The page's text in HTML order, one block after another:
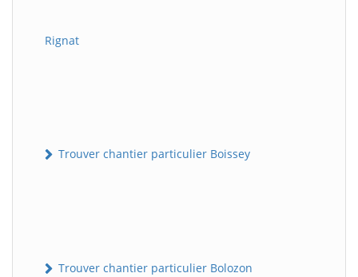
Rignat
Trouver chantier particulier Boissey
Trouver chantier particulier Bolozon